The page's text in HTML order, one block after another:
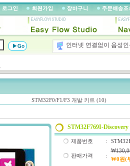
인터넷 연결없이 음성
25년이상 축척된 개발
STM32F0/F1/F3 개발 키트 (10)
STM32F769I-
제품번호 :
판매가격 :
₩0원(